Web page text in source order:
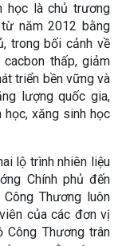
học là chủ trương
năm 2012 bằng
trong bối cảnh về
thấp, giảm
triển bền vững và
lượng quốc gia,
xăng sinh học
lộ trình nhiên liệu
Chính phủ đến
Thương luôn
của các đơn vị
Công Thương trân